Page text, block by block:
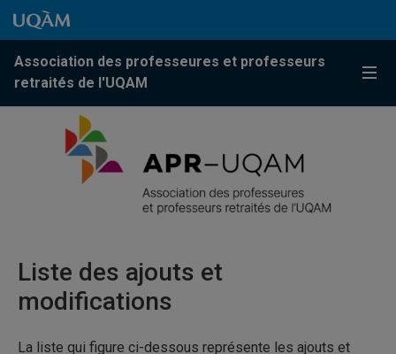
Passer au contenu
Accéder au menu principal
Accéder à la recherche
Passer au contenu
Accéder au menu principal
Association des professeures et professeurs
retraités de l'UQAM
Menu
Liste des ajouts et
modifications
La liste qui figure ci-dessous représente les ajouts et